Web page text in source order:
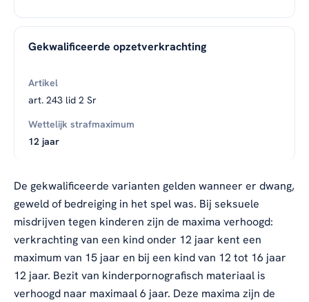
Gekwalificeerde opzetverkrachting
art. 243 lid 2 Sr
12 jaar
De gekwalificeerde varianten gelden wanneer er dwang,
geweld of bedreiging in het spel was. Bij seksuele
misdrijven tegen kinderen zijn de maxima verhoogd:
verkrachting van een kind onder 12 jaar kent een
maximum van 15 jaar en bij een kind van 12 tot 16 jaar
12 jaar. Bezit van kinderpornografisch materiaal is
verhoogd naar maximaal 6 jaar. Deze maxima zijn de